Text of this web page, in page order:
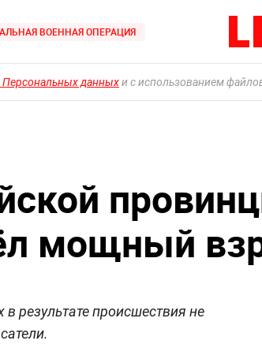
ВОЕННАЯ ОПЕРАЦИЯ
данныхи с использованием
мощный
результате происшествия не